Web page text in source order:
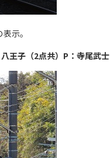
示。
王子（2点共）P：寺尾武士